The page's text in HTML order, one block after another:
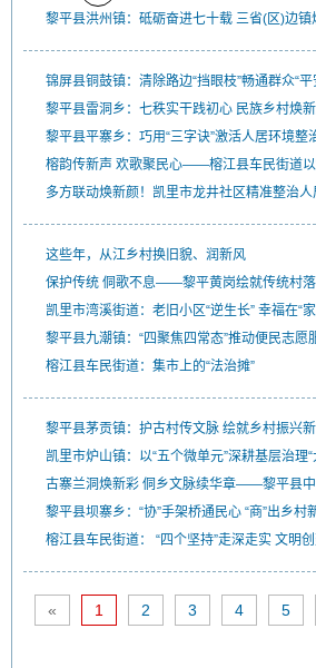
黎平县洪州镇：砥砺奋进七十载 三省(区)边镇
锦屏县铜鼓镇：清除路边“挡眼枝”畅通群众“平
黎平县雷洞乡：七秩实干践初心 民族乡村焕
黎平县平寨乡：巧用“三字诀”激活人居环境整
榕韵传新声 欢歌聚民心——榕江县车民街道以
多方联动焕新颜！凯里市龙井社区精准整治
这些年，从江乡村换旧貌、润新风
保护传统 侗歌不息——黎平黄岗绘就传统村
凯里市湾溪街道：老旧小区“逆生长” 幸福在“
黎平县九潮镇：“四聚焦四常态”推动便民志愿
榕江县车民街道：集市上的“法治摊”
黎平县茅贡镇：护古村传文脉 绘就乡村振兴
凯里市炉山镇：以“五个微单元”深耕基层治理“
古寨兰洞焕新彩 侗乡文脉续华章——黎平县
黎平县坝寨乡：“协”手架桥通民心 “商”出乡村
榕江县车民街道： “四个坚持”走深走实 文明
« 1 2 3 4 5